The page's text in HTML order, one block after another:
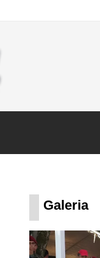
na maior campanha
Galeria